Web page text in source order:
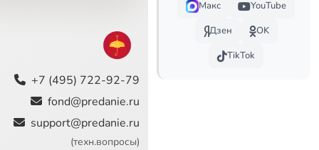
2:03
3:09
+7 (495) 722-92-79
fond@predanie.ru
support@predanie.ru
(техн.вопросы)
Макс
YouTube
Дзен
OK
TikTok